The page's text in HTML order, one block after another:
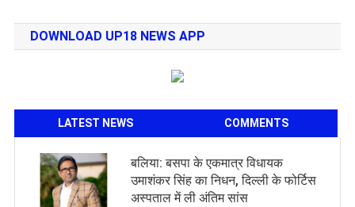
DOWNLOAD UP18 NEWS APP
LATEST NEWS COMMENTS
बलिया: बसपा के एकमात्र विधायक
उमाशंकर सिंह का निधन, दिल्ली के फोर्टिस
अस्पताल में ली अंतिम सांस